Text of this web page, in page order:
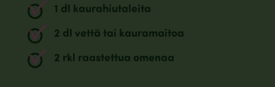
1 dl kaurahiutaleita
2 dl vettä tai kauramaitoa
2 rkl raastettua omenaa